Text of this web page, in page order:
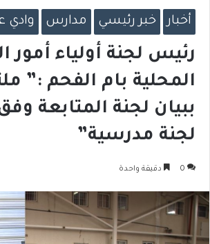
أخبار خبر رئيسي مدارس وادي
رئيس لجنة أولياء أمور
المحلية بام الفحم :”
ببيان لجنة المتابعة
لجنة مدرسية”
0 دقيقة واحدة